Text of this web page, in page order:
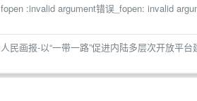
fopen :invalid argument错误_fopen: invalid
人民画报-以“一带一路”促进内陆多层次开放平台